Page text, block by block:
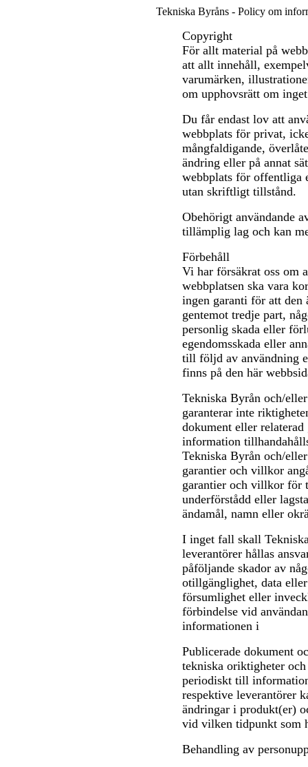
Tekniska Byråns - Policy om
Copyright
För allt material på
att allt innehåll,
varumärken,
om upphovsrätt om
Du får endast lov att
webbplats för privat,
mångfaldigande,
ändring eller på annat
webbplats för offentliga
utan skriftligt tillstånd.
Obehörigt användande
tillämplig lag och kan
Förbehåll
Vi har försäkrat oss om
webbplatsen ska vara
ingen garanti för att den
gentemot tredje part,
personlig skada eller
egendomsskada eller
till följd av användning
finns på den här
Tekniska Byrån och/
garanterar inte
dokument eller
information
Tekniska Byrån och/
garantier och villkor
garantier och villkor för
underförstådd eller
ändamål, namn eller
I inget fall skall
leverantörer hållas
påföljande skador av
otillgänglighet, data
försumlighet eller
förbindelse vid
informationen i
Publicerade dokument
tekniska oriktigheter
periodiskt till
respektive leverantörer
ändringar i produkt(er)
vid vilken tidpunkt som
Behandling av